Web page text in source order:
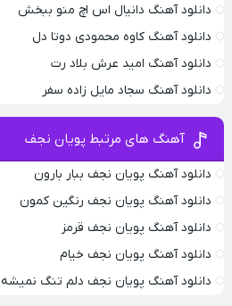
دانلود آهنگ دانیال اس اچ منو ببخش
دانلود آهنگ کاوه محمودی دوتا دل
دانلود آهنگ امید عرش بلاد رت
دانلود آهنگ سجاد مایل زاده سفر
آهنگ های مرتبط پویان نجف
دانلود آهنگ پویان نجف ببار بارون
دانلود آهنگ پویان نجف رنگین کمون
دانلود آهنگ پویان نجف قرمز
دانلود آهنگ پویان نجف خیام
دانلود آهنگ پویان نجف دلم تنگ نمیشه